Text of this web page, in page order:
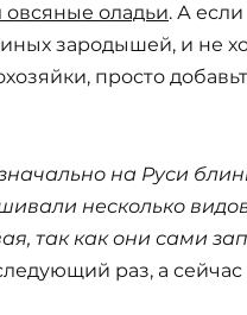
овсяные оладьи. А
зародышей, и не
просто
на Руси
несколько
так как они сами
раз, а